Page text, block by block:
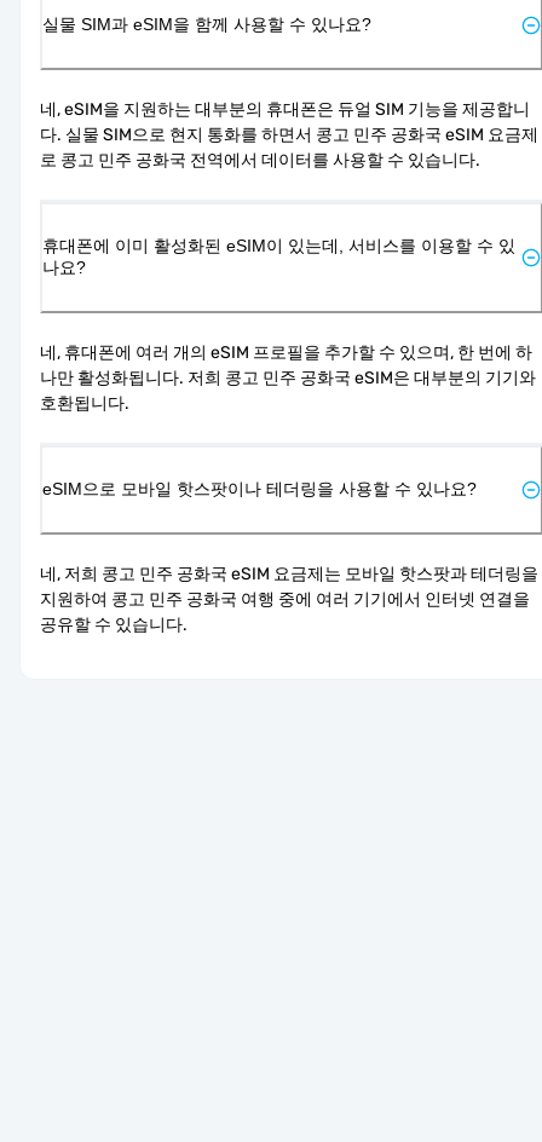
실물 SIM과 eSIM을 함께 사용할 수 있나요?
네, eSIM을 지원하는 대부분의 휴대폰은 듀얼 SIM 기능을 제공합니
다. 실물 SIM으로 현지 통화를 하면서 콩고 민주 공화국 eSIM 요금제
로 콩고 민주 공화국 전역에서 데이터를 사용할 수 있습니다.
휴대폰에 이미 활성화된 eSIM이 있는데, 서비스를 이용할 수 있
나요?
네, 휴대폰에 여러 개의 eSIM 프로필을 추가할 수 있으며, 한 번에 하
나만 활성화됩니다. 저희 콩고 민주 공화국 eSIM은 대부분의 기기와
호환됩니다.
eSIM으로 모바일 핫스팟이나 테더링을 사용할 수 있나요?
네, 저희 콩고 민주 공화국 eSIM 요금제는 모바일 핫스팟과 테더링을
지원하여 콩고 민주 공화국 여행 중에 여러 기기에서 인터넷 연결을
공유할 수 있습니다.